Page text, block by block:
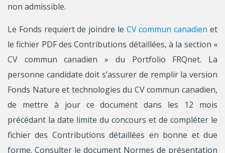
non admissible.
Le Fonds requiert de joindre le CV commun canadien et
le fichier PDF des Contributions détaillées, à la section «
CV commun canadien » du Portfolio FRQnet. La
personne candidate doit s’assurer de remplir la version
Fonds Nature et technologies du CV commun canadien,
de mettre à jour ce document dans les 12 mois
précédant la date limite du concours et de compléter le
fichier des Contributions détaillées en bonne et due
forme. Consulter le document Normes de présentation